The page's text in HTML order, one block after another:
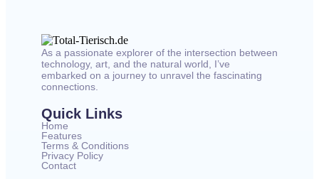
As a passionate explorer of the intersection between
technology, art, and the natural world, I’ve
embarked on a journey to unravel the fascinating
connections.
Quick Links
Home
Features
Terms & Conditions
Privacy Policy
Contact